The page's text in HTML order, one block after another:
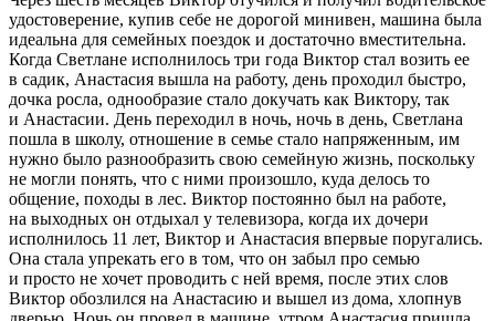
удостоверение, купив себе не дорогой минивен, машина была
идеальна для семейных поездок и достаточно вместительна.
Когда Светлане исполнилось три года Виктор стал возить ее
в садик, Анастасия вышла на работу, день проходил быстро,
дочка росла, однообразие стало докучать как Виктору, так
и Анастасии. День переходил в ночь, ночь в день, Светлана
пошла в школу, отношение в семье стало напряженным, им
нужно было разнообразить свою семейную жизнь, поскольку
не могли понять, что с ними произошло, куда делось то
общение, походы в лес. Виктор постоянно был на работе,
на выходных он отдыхал у телевизора, когда их дочери
исполнилось 11 лет, Виктор и Анастасия впервые поругались.
Она стала упрекать его в том, что он забыл про семью
и просто не хочет проводить с ней время, после этих слов
Виктор обозлился на Анастасию и вышел из дома, хлопнув